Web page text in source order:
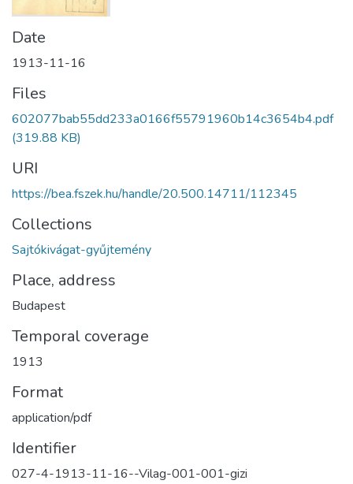
Date
1913-11-16
Files
602077bab55dd233a0166f55791960b14c3654b4.pdf
(319.88 KB)
URI
https://bea.fszek.hu/handle/20.500.14711/112345
Collections
Sajtókivágat-gyűjtemény
Place, address
Budapest
Temporal coverage
1913
Format
application/pdf
Identifier
027-4-1913-11-16--Vilag-001-001-gizi